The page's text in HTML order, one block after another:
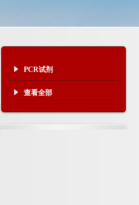
PCR试剂
查看全部